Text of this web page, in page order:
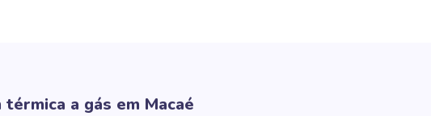
a gás em Macaé